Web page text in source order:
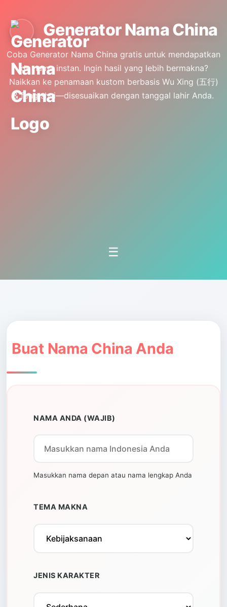
Generator Nama China
Coba Generator Nama China gratis untuk mendapatkan
ide nama instan. Ingin hasil yang lebih bermakna?
Naikkan ke penamaan kustom berbasis Wu Xing (五行)
& feng shui—disesuaikan dengan tanggal lahir Anda.
☰
Buat Nama China Anda
NAMA ANDA (WAJIB)
Masukkan nama depan atau nama lengkap Anda
TEMA MAKNA
JENIS KARAKTER